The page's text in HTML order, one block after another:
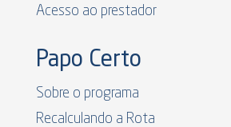
Acesso ao prestador
Papo Certo
Sobre o programa
Recalculando a Rota